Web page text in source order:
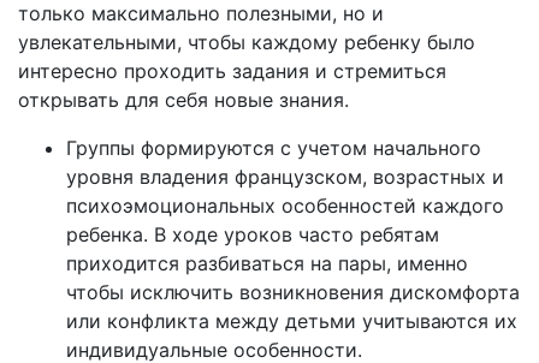
только максимально полезными, но и
увлекательными, чтобы каждому ребенку было
интересно проходить задания и стремиться
открывать для себя новые знания.
Группы формируются с учетом начального
уровня владения французском, возрастных и
психоэмоциональных особенностей каждого
ребенка. В ходе уроков часто ребятам
приходится разбиваться на пары, именно
чтобы исключить возникновения дискомфорта
или конфликта между детьми учитываются их
индивидуальные особенности.